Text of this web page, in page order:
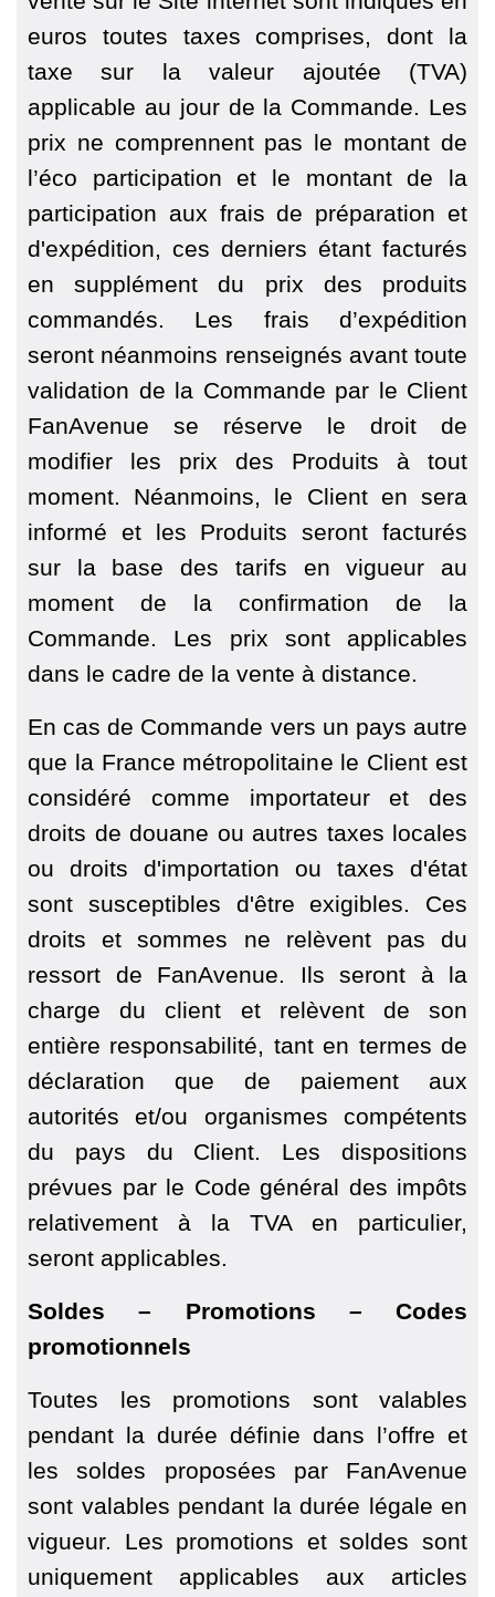
euros toutes taxes comprises, dont la
taxe sur la valeur ajoutée (TVA)
applicable au jour de la Commande. Les
prix ne comprennent pas le montant de
l’éco participation et le montant de la
participation aux frais de préparation et
d'expédition, ces derniers étant facturés
en supplément du prix des produits
commandés. Les frais d’expédition
seront néanmoins renseignés avant toute
validation de la Commande par le Client
FanAvenue se réserve le droit de
modifier les prix des Produits à tout
moment. Néanmoins, le Client en sera
informé et les Produits seront facturés
sur la base des tarifs en vigueur au
moment de la confirmation de la
Commande. Les prix sont applicables
dans le cadre de la vente à distance.
En cas de Commande vers un pays autre
que la France métropolitaine le Client est
considéré comme importateur et des
droits de douane ou autres taxes locales
ou droits d'importation ou taxes d'état
sont susceptibles d'être exigibles. Ces
droits et sommes ne relèvent pas du
ressort de FanAvenue. Ils seront à la
charge du client et relèvent de son
entière responsabilité, tant en termes de
déclaration que de paiement aux
autorités et/ou organismes compétents
du pays du Client. Les dispositions
prévues par le Code général des impôts
relativement à la TVA en particulier,
seront applicables.
Soldes – Promotions – Codes
promotionnels
Toutes les promotions sont valables
pendant la durée définie dans l’offre et
les soldes proposées par FanAvenue
sont valables pendant la durée légale en
vigueur. Les promotions et soldes sont
uniquement applicables aux articles